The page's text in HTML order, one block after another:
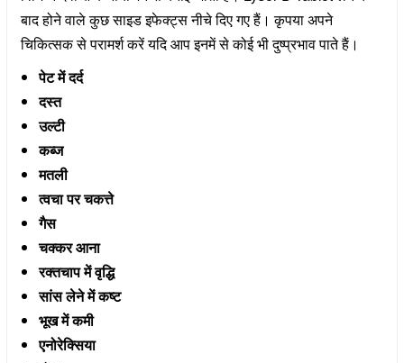
बाद होने वाले कुछ साइड इफेक्ट्स नीचे दिए गए हैं। कृपया अपने
चिकित्सक से परामर्श करें यदि आप इनमें से कोई भी दुष्प्रभाव पाते हैं।
पेट में दर्द
दस्त
उल्टी
कब्ज
मतली
त्वचा पर चकत्ते
गैस
चक्कर आना
रक्तचाप में वृद्धि
सांस लेने में कष्ट
भूख में कमी
एनोरेक्सिया